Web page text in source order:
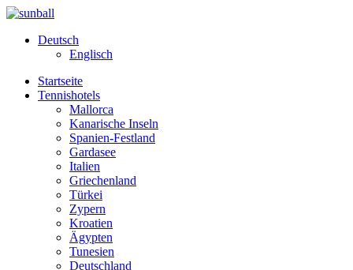
Deutsch
Englisch
Startseite
Tennishotels
Mallorca
Kanarische Inseln
Spanien-Festland
Gardasee
Italien
Griechenland
Türkei
Zypern
Kroatien
Ägypten
Tunesien
Deutschland